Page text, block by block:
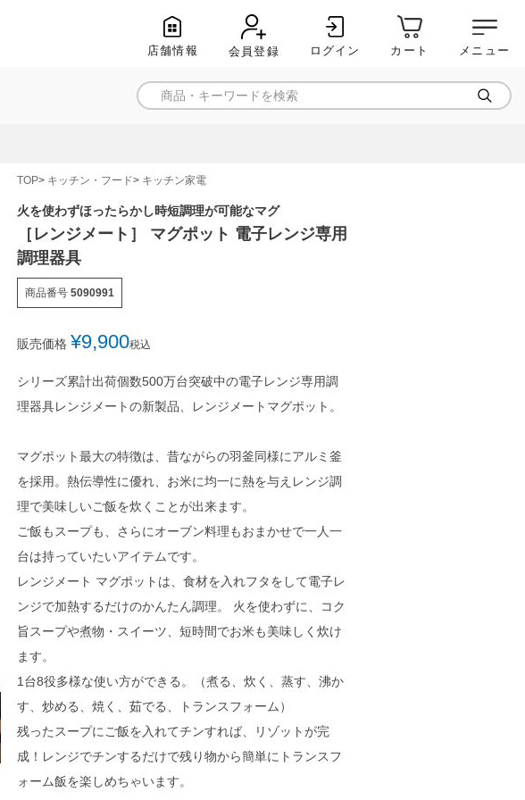
店舗情報 会員登録 ログイン カート メニュー
TOP キッチン・フード キッチン家電
火を使わずほったらかし時短調理が可能なマグ
［レンジメート］ マグポット 電子レンジ専用
調理器具
商品番号 5090991
販売価格 ¥9,900税込
シリーズ累計出荷個数500万台突破中の電子レンジ専用調
理器具レンジメートの新製品、レンジメートマグポット。
マグポット最大の特徴は、昔ながらの羽釜同様にアルミ釜
を採用。熱伝導性に優れ、お米に均一に熱を与えレンジ調
理で美味しいご飯を炊くことが出来ます。
ご飯もスープも、さらにオーブン料理もおまかせで一人一
台は持っていたいアイテムです。
レンジメート マグポットは、食材を入れフタをして電子レ
ンジで加熱するだけのかんたん調理。 火を使わずに、コク
旨スープや煮物・スイーツ、短時間でお米も美味しく炊け
ます。
1台8役多様な使い方ができる。（煮る、炊く、蒸す、沸か
す、炒める、焼く、茹でる、トランスフォーム）
残ったスープにご飯を入れてチンすれば、リゾットが完
成！レンジでチンするだけで残り物から簡単にトランスフ
ォーム飯を楽しめちゃいます。